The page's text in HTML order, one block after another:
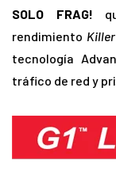
SOLO FRAG!
rendimiento
tecnología
tráfico de red y